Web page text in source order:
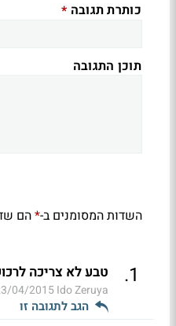
כותרת תגובה *
תוכן התגובה
השדות המסומנים ב-*הם
1
. טבע לא צריכה
Ido Zeruya
04/2015 13:27
הגב לתגובה זו